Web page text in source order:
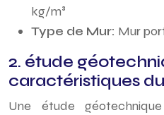
kg/m³
Type de Mur: Mur
2. étude
caractéristiques
Une étude